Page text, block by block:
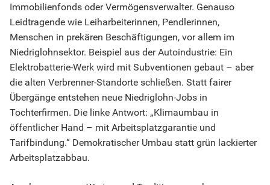
Immobilienfonds oder Vermögensverwalter. Genauso
Leidtragende wie Leiharbeiterinnen, Pendlerinnen,
Menschen in prekären Beschäftigungen, vor allem im
Niedriglohnsektor. Beispiel aus der Autoindustrie: Ein
Elektrobatterie-Werk wird mit Subventionen gebaut – aber
die alten Verbrenner-Standorte schließen. Statt fairer
Übergänge entstehen neue Niedriglohn-Jobs in
Tochterfirmen. Die linke Antwort: „Klimaumbau in
öffentlicher Hand – mit Arbeitsplatzgarantie und
Tarifbindung.“ Demokratischer Umbau statt grün lackierter
Arbeitsplatzabbau.